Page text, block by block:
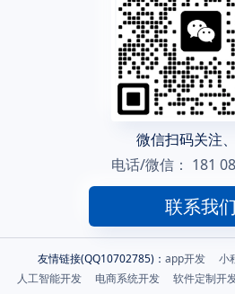
微信扫码关注
电话/微信： 181
联系我们
友情链接(QQ10702785)： app开发 小
人工智能开发
电商系统开发 软件定制开